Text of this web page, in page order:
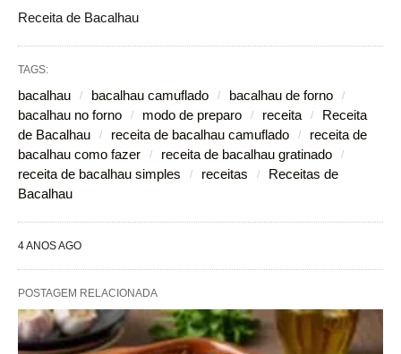
Receita de Bacalhau
TAGS:
bacalhau bacalhau camuflado
bacalhau de forno
bacalhau no forno
modo de preparo receita
Receita
de Bacalhau
receita de bacalhau camuflado
receita de
bacalhau como fazer
receita de bacalhau gratinado
receita de bacalhau simples
receitas
Receitas de
Bacalhau
4 ANOS AGO
POSTAGEM RELACIONADA